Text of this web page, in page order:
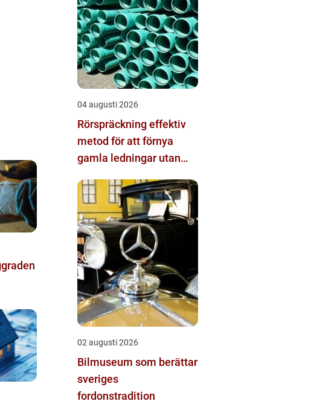
04 augusti 2026
Rörspräckning effektiv
metod för att förnya
gamla ledningar utan
02 augusti 2026
Bilmuseum som berättar
sveriges
fordonstradition